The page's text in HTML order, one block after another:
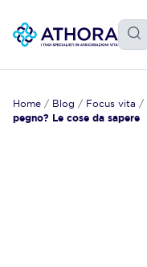
Home / Blog / Focus vita /
pegno? Le cose da sapere